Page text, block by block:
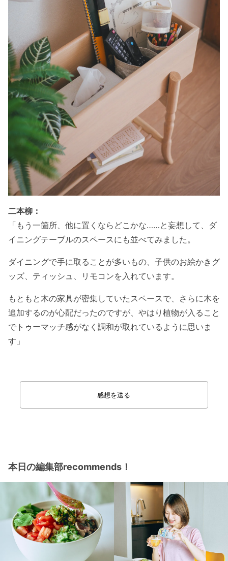
二本柳：
「もう一箇所、他に置くならどこかな……と妄想して、ダ
イニングテーブルのスペースにも並べてみました。
ダイニングで手に取ることが多いもの、子供のお絵かきグ
ッズ、ティッシュ、リモコンを入れています。
もともと木の家具が密集していたスペースで、さらに木を
追加するのが心配だったのですが、やはり植物が入ること
でトゥーマッチ感がなく調和が取れているように思いま
す」
感想を送る
本日の編集部recommends！